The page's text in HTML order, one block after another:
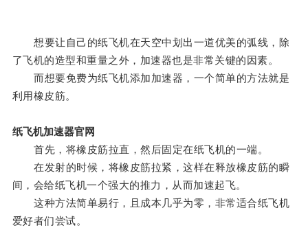
想要让自己的纸飞机在天空中划出一道优美的弧线，除
了飞机的造型和重量之外，加速器也是非常关键的因素。
而想要免费为纸飞机添加加速器，一个简单的方法就是
利用橡皮筋。
纸飞机加速器官网
首先，将橡皮筋拉直，然后固定在纸飞机的一端。
在发射的时候，将橡皮筋拉紧，这样在释放橡皮筋的瞬
间，会给纸飞机一个强大的推力，从而加速起飞。
这种方法简单易行，且成本几乎为零，非常适合纸飞机
爱好者们尝试。